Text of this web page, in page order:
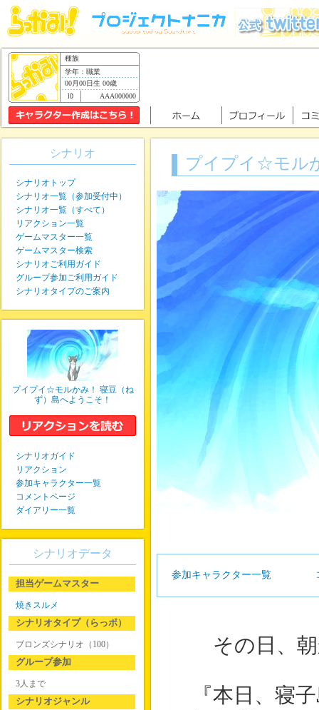
種族
学年：職業
00月00日生 00歳
AAA000000
プイプイ☆モル
参加キャラクター一覧
その日、朝
『本日、寝
シナリオ
シナリオトップ
シナリオ一覧（参加受付中）
シナリオ一覧（すべて）
リアクション一覧
ゲームマスター一覧
ゲームマスター検索
シナリオご利用ガイド
グループ参加ご利用ガイド
シナリオタイプのご案内
プイプイ☆モルかみ！ 寝豆（ね
ず）島へようこそ！
シナリオガイド
リアクション
参加キャラクター一覧
コメントページ
ダイアリー一覧
シナリオデータ
担当ゲームマスター
焼きスルメ
シナリオタイプ（らっポ）
ブロンズシナリオ（100）
グループ参加
3人まで
シナリオジャンル